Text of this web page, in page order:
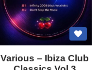
Various – Ibiza Club